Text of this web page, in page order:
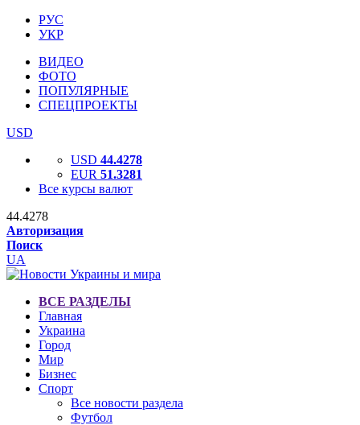
РУС
УКР
ВИДЕО
ФОТО
ПОПУЛЯРНЫЕ
СПЕЦПРОЕКТЫ
USD
USD 44.4278
EUR 51.3281
Все курсы валют
44.4278
Авторизация
Поиск
UA
ВСЕ РАЗДЕЛЫ
Главная
Украина
Город
Мир
Бизнес
Спорт
Все новости раздела
Футбол